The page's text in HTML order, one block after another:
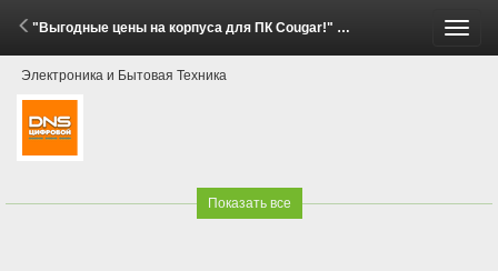
"Выгодные цены на корпуса для ПК Cougar!" (29 Мая - 15 Июня 2026)
Электроника и Бытовая Техника
Показать все